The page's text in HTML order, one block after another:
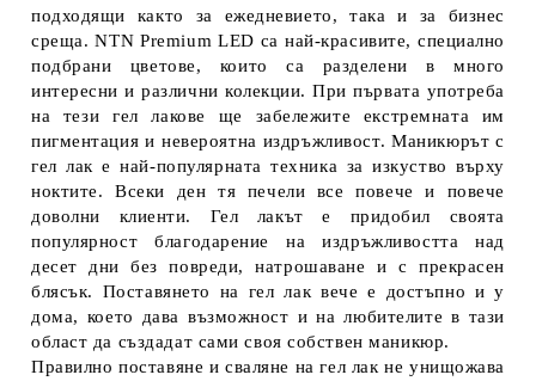
подходящи както за ежедневието, така и за бизнес
среща. NTN Premium LED са най-красивите, специално
подбрани цветове, които са разделени в много
интересни и различни колекции. При първата употреба
на тези гел лакове ще забележите екстремната им
пигментация и невероятна издръжливост. Маникюрът с
гел лак е най-популярната техника за изкуство върху
ноктите. Всеки ден тя печели все повече и повече
доволни клиенти. Гел лакът е придобил своята
популярност благодарение на издръжливостта над
десет дни без повреди, натрошаване и с прекрасен
блясък. Поставянето на гел лак вече е достъпно и у
дома, което дава възможност и на любителите в тази
област да създадат сами своя собствен маникюр.
Правилно поставяне и сваляне на гел лак не унищожава